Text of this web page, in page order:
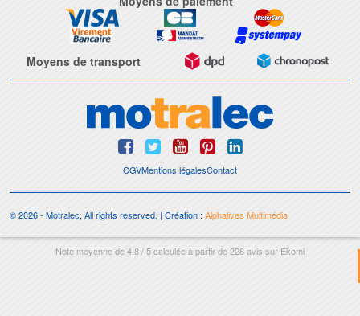
Moyens de transport
CGVMentions légalesContact
© 2026 - Motralec, All rights reserved. | Création : Alphalives Multimédia
Note moyenne de4.8/5calculée à partir de228avis sur Ekomi